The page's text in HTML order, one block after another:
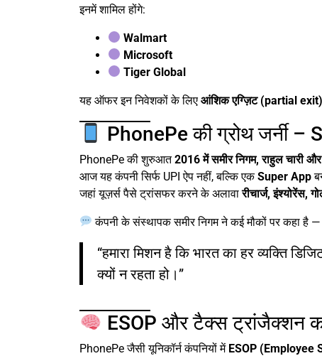
इनमें शामिल होंगे:
Walmart
Microsoft
Tiger Global
यह ऑफर इन निवेशकों के लिए आंशिक एग्ज़िट (partial exit)
PhonePe की ग्रोथ जर्नी
PhonePe की शुरुआत2016 में समीर निगम, राहुल चारी
आज यह कंपनी सिर्फ UPI ऐप नहीं, बल्कि एकSuper App
जहां यूज़र्स पैसे ट्रांसफर करने के अलावारीचार्ज, इंश्योरेंस,
कंपनी के संस्थापक समीर निगम ने कई मौकों पर कहा है —
“हमारा मिशन है कि भारत का हर व्यक्ति
क्यों न रहता हो।”
ESOP और टैक्स ट्रांजैक्शन
PhonePe जैसी यूनिकॉर्न कंपनियों में ESOP (Employee